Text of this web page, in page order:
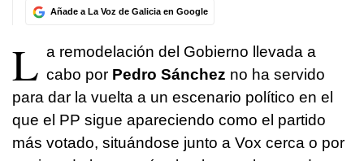
Añade a La Voz de Galicia en Google
L a remodelación del Gobierno llevada a
cabo por Pedro Sánchez no ha servido
para dar la vuelta a un escenario político en el
que el PP sigue apareciendo como el partido
más votado, situándose junto a Vox cerca o por